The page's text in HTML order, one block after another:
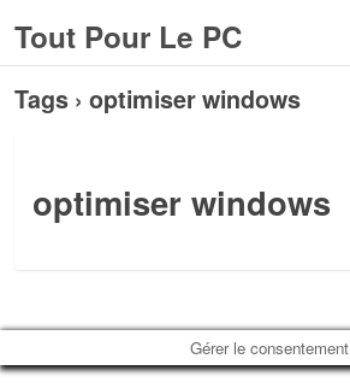
Tout Pour Le PC
Tags › optimiser windows
optimiser windows
Gérer le consentement